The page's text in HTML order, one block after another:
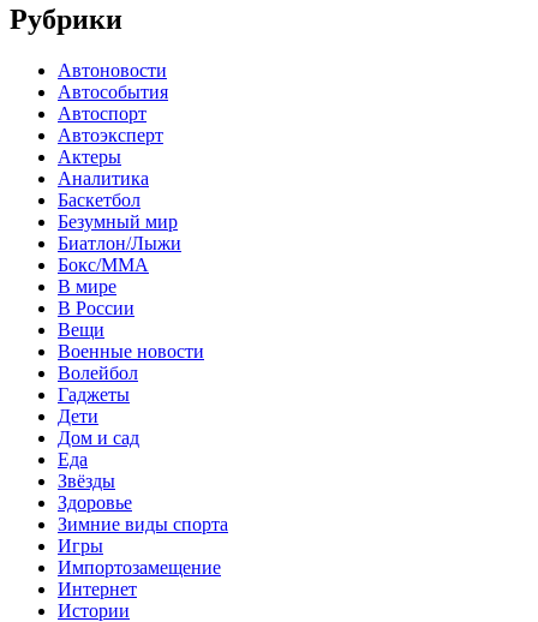
Рубрики
Автоновости
Автособытия
Автоспорт
Автоэксперт
Актеры
Аналитика
Баскетбол
Безумный мир
Биатлон/Лыжи
Бокс/MMA
В мире
В России
Вещи
Военные новости
Волейбол
Гаджеты
Дети
Дом и сад
Еда
Звёзды
Здоровье
Зимние виды спорта
Игры
Импортозамещение
Интернет
Истории